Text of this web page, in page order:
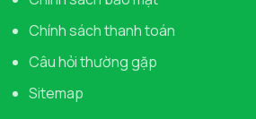
Chính sách thanh toán
Câu hỏi thường gặp
Sitemap